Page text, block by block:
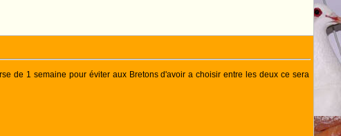
de 1 semaine pour éviter aux Bretons d'avoir a choisir entre les deux ce sera